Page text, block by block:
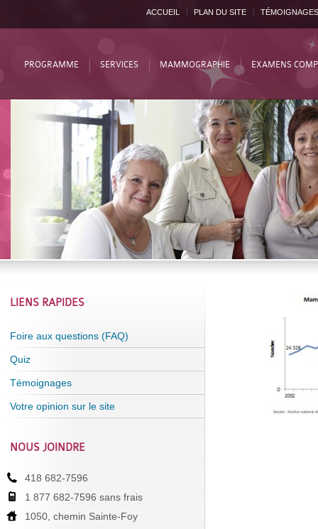
ACCUEIL PLAN DU SITE TÉMOIGNAGES
PROGRAMME SERVICES MAMMOGRAPHIE EXAMENS
LIENS RAPIDES
Foire aux questions (FAQ)
Quiz
Témoignages
Votre opinion sur le site
NOUS JOINDRE
418 682-7596
1 877 682-7596 sans frais
1050, chemin Sainte-Foy